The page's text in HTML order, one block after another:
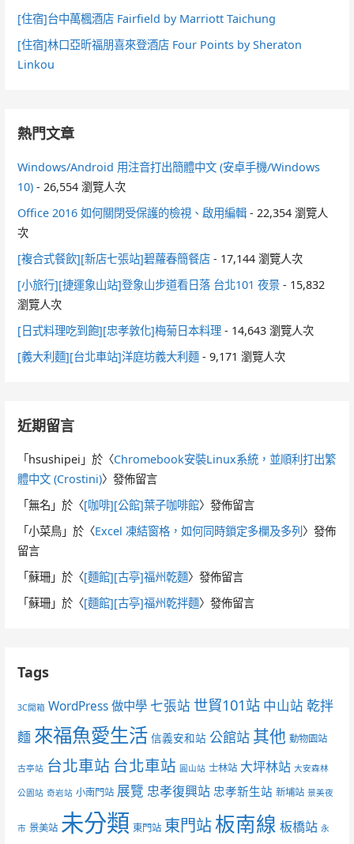
[住宿]台中萬楓酒店 Fairfield by Marriott Taichung
[住宿]林口亞昕福朋喜來登酒店 Four Points by Sheraton
Linkou
熱門文章
Windows/Android 用注音打出簡體中文 (安卓手機/Windows
10) - 26,554 瀏覽人次
Office 2016 如何關閉受保護的檢視、啟用編輯 - 22,354 瀏覽人
次
[複合式餐飲][新店七張站]碧蘿春簡餐店 - 17,144 瀏覽人次
[小旅行][捷運象山站]登象山步道看日落 台北101 夜景 - 15,832
瀏覽人次
[日式料理吃到飽][忠孝敦化]梅菊日本料理 - 14,643 瀏覽人次
[義大利麵][台北車站]洋庭坊義大利麵 - 9,171 瀏覽人次
近期留言
「hsushipei 」於〈Chromebook安裝Linux系統，並順利打出繁
體中文 (Crostini)〉發佈留言
「無名 」於〈[咖啡][公館]葉子咖啡館〉發佈留言
「小菜鳥 」於〈Excel 凍結窗格，如何同時鎖定多欄及多列〉發佈
留言
「蘇珊 」於〈[麵館][古亭]福州乾麵〉發佈留言
「蘇珊 」於〈[麵館][古亭]福州乾拌麵〉發佈留言
Tags
3C開箱 WordPress 做中學 七張站 世貿101站 中山站 乾拌
麵 來福魚愛生活 信義安和站 公館站 其他 動物園站
古亭站 台北車站 台北車站 圓山站 士林站 大坪林站 大安森林
公園站 奇岩站 小南門站 展覽 忠孝復興站 忠孝新生站 新埔站 景美夜
市 景美站 未分類 東門站 東門站板南線 板橋站 永